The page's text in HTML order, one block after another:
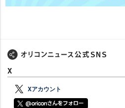
X
Xアカウント